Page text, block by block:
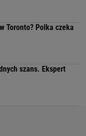
Toronto? Polka czeka
szans. Ekspert